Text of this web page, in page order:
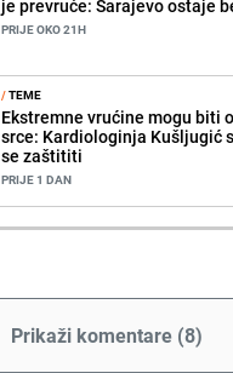
je prevruće: Sarajevo ostaje
PRIJE OKO 21H
/TEME
Ekstremne vrućine mogu biti
srce: Kardiologinja Kušljugić
se zaštititi
PRIJE 1 DAN
Prikaži komentare (8)